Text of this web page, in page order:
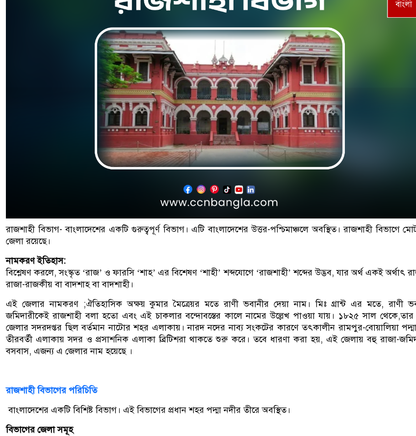
রাজশাহী বিভাগ- বাংলাদেশের একটি গুরুত্বপূর্ণ বিভাগ। এটি বাংলাদেশের উত্তর-পশ্চিমাঞ্চলে অবস্থিত। রাজশাহী বিভাগে
জেলা রয়েছে।
নামকরণ ইতিহাস:
বিশ্লেষণ করলে, সংস্কৃত ‘রাজ’ ও ফারসি ‘শাহ’ এর বিশেষণ ‘শাহী’ শব্দযোগে ‘রাজশাহী’ শব্দের উদ্ভব, যার অর্থ একই অর্থাৎ
রাজা-রাজকীয় বা বাদশাহ বা বাদশাহী।
এই জেলার নামকরণ ;ঐতিহাসিক অক্ষয় কুমার মৈত্রেয়র মতে রাণী ভবানীর দেয়া নাম। মিঃ গ্রান্ট এর মতে, রাণী
জমিদারীকেই রাজশাহী বলা হতো এবং এই চাকলার বন্দোবস্তের কালে নামের উল্লেখ পাওয়া যায়। ১৮২৫ সাল
জেলার সদরদপ্তর ছিল বর্তমান নাটোর শহর এলাকায়। নারদ নদের নাব্য সংকটের কারণে তৎকালীন রামপুর-বোয়ালিয়া
তীরবর্তী এলাকায় সদর ও প্রসাশনিক এলাকা ব্রিটিশরা থাকতে শুরু করে। তবে ধারণা করা হয়, এই জেলায় বহু রাজা-
বসবাস, এজন্য এ জেলার নাম হয়েছে ।
রাজশাহী বিভাগের পরিচিতি
বাংলাদেশের একটি বিশিষ্ট বিভাগ। এই বিভাগের প্রধান শহর পদ্মা নদীর তীরে অবস্থিত।
বিভাগের জেলা সমূহ